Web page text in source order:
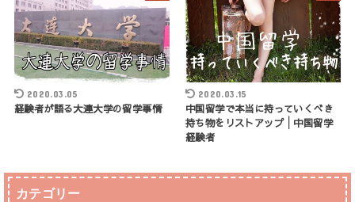
2020.03.05
経験者が語る大連大学の留学事情
2020.03.15
中国留学で本当に持っていくべき
持ち物をリストアップ│中国留学
経験者
カテゴリー